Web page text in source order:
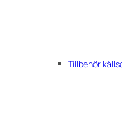
Tillbehör